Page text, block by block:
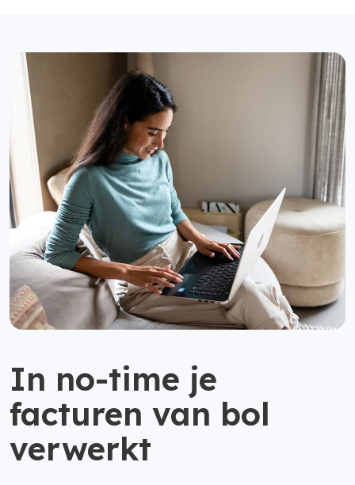
In no-time je
facturen van bol
verwerkt